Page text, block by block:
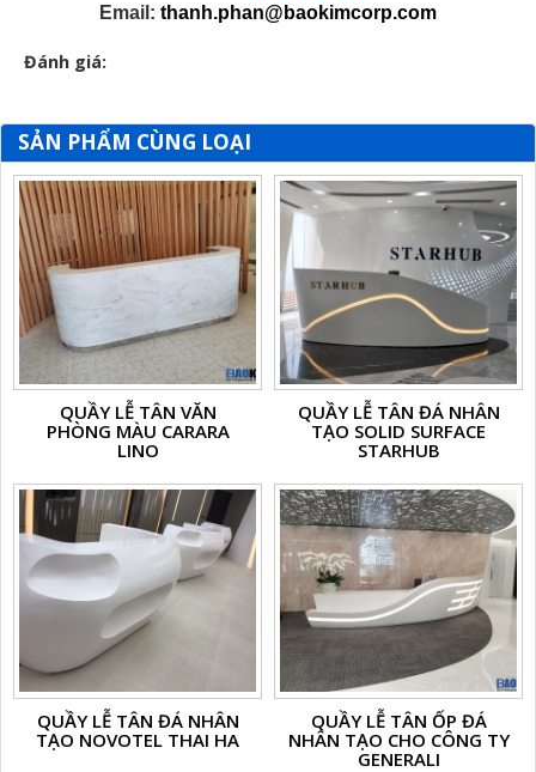
​Email: thanh.phan@baokimcorp.com
Đánh giá:
SẢN PHẨM CÙNG LOẠI
QUẦY LỄ TÂN VĂN
PHÒNG MÀU CARARA
LINO
QUẦY LỄ TÂN ĐÁ NHÂN
TẠO SOLID SURFACE
STARHUB
QUẦY LỄ TÂN ĐÁ NHÂN
TẠO NOVOTEL THAI HA
QUẦY LỄ TÂN ỐP ĐÁ
NHÂN TẠO CHO CÔNG TY
GENERALI